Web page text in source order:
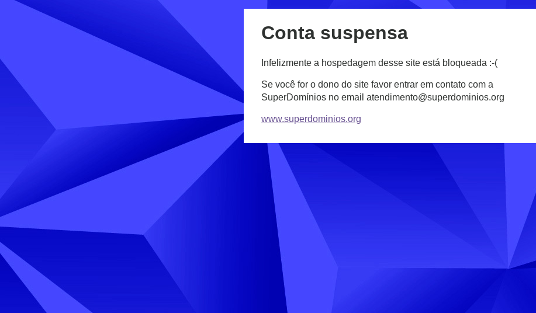
Conta suspensa
Infelizmente a hospedagem desse site está bloqueada :-(
Se você for o dono do site favor entrar em contato com a
SuperDomínios no email atendimento@superdominios.org
www.superdominios.org